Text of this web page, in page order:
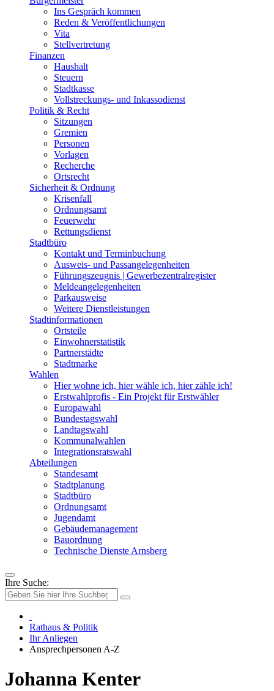
Ins Gespräch kommen
Reden & Veröffentlichungen
Vita
Stellvertretung
Finanzen
Haushalt
Steuern
Stadtkasse
Vollstreckungs- und Inkassodienst
Politik & Recht
Sitzungen
Gremien
Personen
Vorlagen
Recherche
Ortsrecht
Sicherheit & Ordnung
Krisenfall
Ordnungsamt
Feuerwehr
Rettungsdienst
Stadtbüro
Kontakt und Terminbuchung
Ausweis- und Passangelegenheiten
Führungszeugnis | Gewerbezentralregister
Meldeangelegenheiten
Parkausweise
Weitere Dienstleistungen
Stadtinformationen
Ortsteile
Einwohnerstatistik
Partnerstädte
Stadtmarke
Wahlen
Hier wohne ich, hier wähle ich, hier zähle ich!
Erstwahlprofis - Ein Projekt für Erstwähler
Europawahl
Bundestagswahl
Landtagswahl
Kommunalwahlen
Integrationsratswahl
Abteilungen
Standesamt
Stadtplanung
Stadtbüro
Ordnungsamt
Jugendamt
Gebäudemanagement
Bauordnung
Technische Dienste Arnsberg
Ihre Suche:
Rathaus & Politik
Ihr Anliegen
Ansprechpersonen A-Z
Johanna Kenter